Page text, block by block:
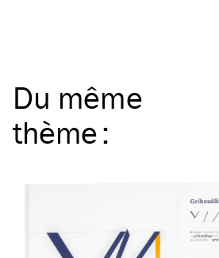
Du même
thème: